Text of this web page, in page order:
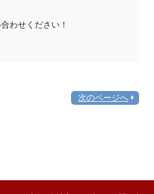
わせください！
次のページへ